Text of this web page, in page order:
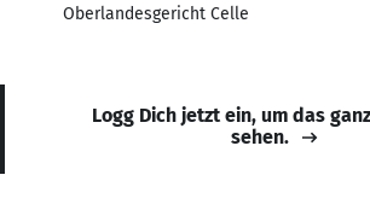
Oberlandesgericht Celle
Logg Dich jetzt ein, um das
sehen.